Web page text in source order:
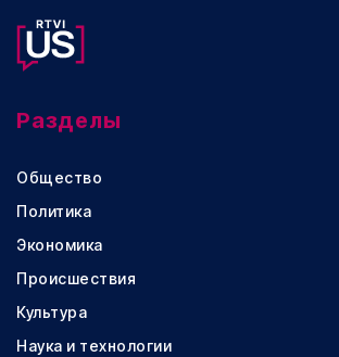
Разделы
Общество
Политика
Экономика
Происшествия
Культура
Наука и технологии